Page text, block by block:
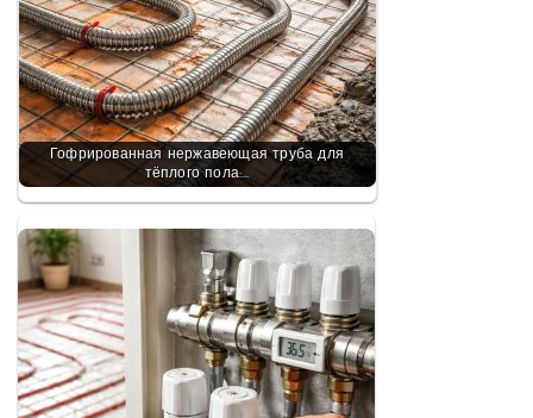
Гофрированная нержавеющая труба для
тёплого пола:…